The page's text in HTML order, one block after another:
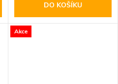
DO KOŠÍKU
Akce